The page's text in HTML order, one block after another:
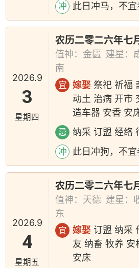
冲 此日冲马，不
2026.9
3
星期四
农历二零二六年七
值神：金匮 建星：
南
宜 嫁娶 祭祀 祈福
动土 治病 开市
造车器 安香 安
忌 纳采 订盟 经络
冲 此日冲狗，不
2026.9
4
星期五
农历二零二六年七
值神：天德 建星：
东
宜 嫁娶 订盟 纳采
友 纳畜 牧养 安
安床